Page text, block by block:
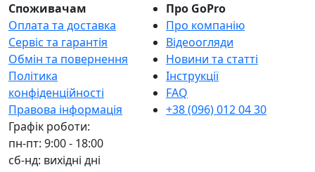
Споживачам
Оплата та доставка
Сервіс та гарантія
Обмін та повернення
Політика
конфіденційності
Правова інформація
Графік роботи:
пн-пт: 9:00 - 18:00
сб-нд: вихідні дні
Про GoPro
Про компанію
Відеоогляди
Новини та статті
Інструкції
FAQ
+38 (096) 012 04 30